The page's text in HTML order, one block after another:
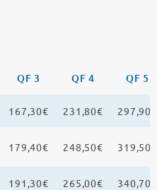
QF 3 QF 4 QF 5
167,30€ 231,80€ 297,90€
179,40€ 248,50€ 319,50€
191,30€ 265,00€ 340,70€